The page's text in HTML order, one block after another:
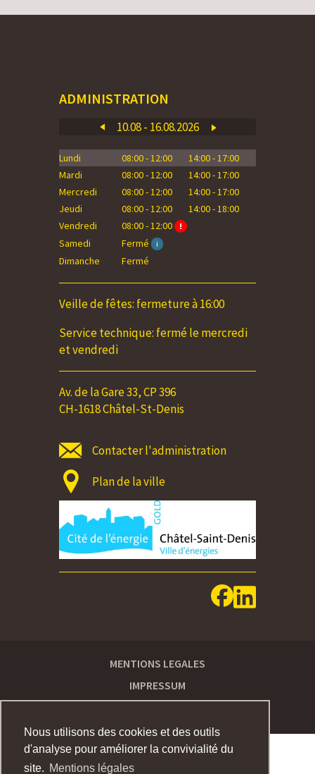
Nous utilisons des cookies et des outils
d'analyse pour améliorer la convivialité du
site. Mentions légales
ADMINISTRATION
10.08 - 16.08.2026
Lundi 08:00 - 12:00
14:00 - 17:00
Mardi
08:00 - 12:00
14:00 - 17:00
Mercredi
08:00 - 12:00
14:00 - 17:00
Jeudi
08:00 - 12:00
14:00 - 18:00
Vendredi
08:00 - 12:00 !
Samedi Fermé i
Dimanche Fermé
Veille de fêtes: fermeture à 16:00
Service technique: fermé le mercredi
et vendredi
Av. de la Gare 33, CP 396
CH-1618 Châtel-St-Denis
Contacter l'administration
Plan de la ville
MENTIONS LEGALES
IMPRESSUM